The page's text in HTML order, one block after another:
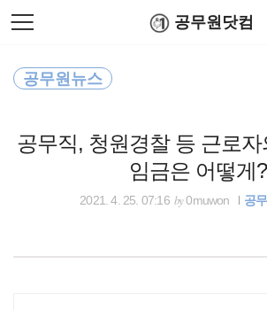
본
문
바
로
공무원닷컴
공무직, 청원경찰 등 근로
임금은 어떻게?
공무원뉴스
2021. 4. 25. 07:16 by0muwon 공
검
색
공무원 봉급표
윈도우
인사혁신처